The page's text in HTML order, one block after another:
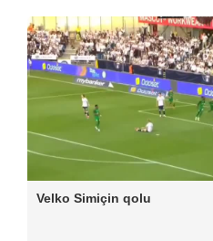
Velko Simiçin qolu